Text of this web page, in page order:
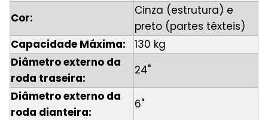
Cor:
Cinza (estrutura) e
preto (partes têxteis)
Capacidade Máxima:
130 kg
Diâmetro externo da
roda traseira:
24"
Diâmetro externo da
roda dianteira:
6"